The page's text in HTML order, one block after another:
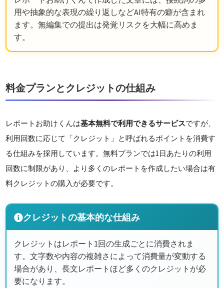
用や抽象的な表現の繰り返しなどAI特有の癖が含まれ
ます。無編集での提出は発覚リスクを大幅に高めま
す。
料金プランとクレジットの仕組み
レポートお助けくんは基本無料で利用できるサービスですが、
利用回数に応じて「クレジット」と呼ばれるポイントを消費す
る仕組みを採用しています。無料プランでは1日あたりの利用
回数に制限があり、より多くのレポートを作成したい場合は有
料クレジットの購入が必要です。
クレジットの基本的な仕組み
クレジットはレポート1回の生成ごとに消費されま
す。文字数や内容の複雑さによって消費量が変動する
場合があり、長文レポートほど多くのクレジットが必
要になります。